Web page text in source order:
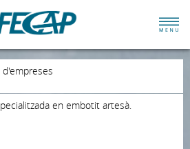
en embotit artesà.